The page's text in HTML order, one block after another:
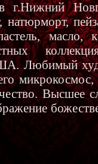
г.Нижний
натюрморт,
масло,
Любимый
Высшее